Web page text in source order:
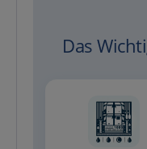
Das